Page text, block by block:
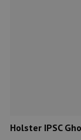
Holster IPSC